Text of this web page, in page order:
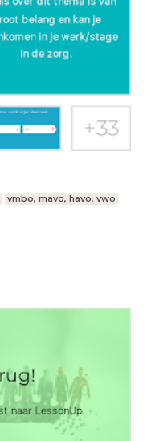
vmbo, mavo, havo, vwo